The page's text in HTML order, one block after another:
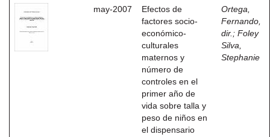
may-2007
Efectos de
factores socio-
económico-
culturales
maternos y
número de
controles en el
primer año de
vida sobre talla y
peso de niños en
el dispensario
Ortega,
Fernando,
dir. ; Foley
Silva,
Stephanie